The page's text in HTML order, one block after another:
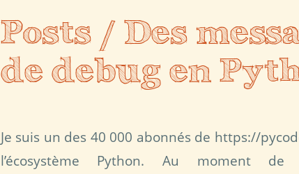
Posts / Des
de debug en
Je suis un des 40 000 abonnés de https://
l’écosystème Python. Au moment